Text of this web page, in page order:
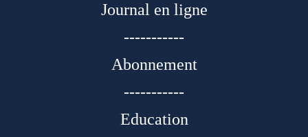
Journal en ligne
-----------
Abonnement
-----------
Education